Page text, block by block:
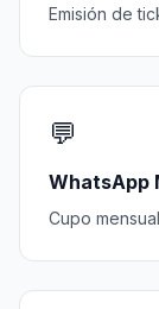
Emisión de
💬
WhatsApp
Cupo